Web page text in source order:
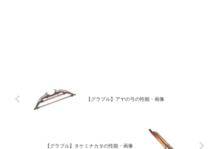
【グラブル】アヤの弓の性能・画像
【グラブル】タケミナカタの性能・画像